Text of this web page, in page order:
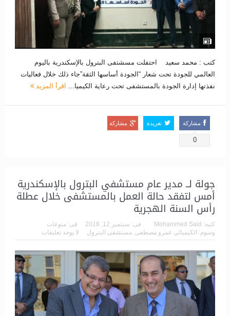
كتب : محمد سعيد احتفلت مسشتفى البترول بالإسكندرية باليوم
العالمي للجودة تحت شعار “الجودة أساسها الثقة”جاء ذلك خلال فعاليات
نفذتها إدارة الجودة بالمستشفى تحت رعاية الكيميا... اقرأ المزيد
مشاركة
0
تغريدة مشاركة
جولة لــ مدير عام مستشفي البترول بالإسكندرية
أمس لتفقد حالة العمل بالمستشفى خلال عطلة
رأس السنة الهجرية
كتبه: Mohammed Said فى: سبتمبر 12, 2018 فى: منوعات
وسوم: الكيميائى عمرو مصطفى مستشفى البترول لا يوجد تعليقات